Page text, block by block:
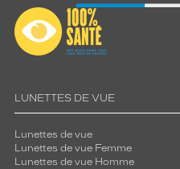
LUNETTES DE VUE
Lunettes de vue
Lunettes de vue Femme
Lunettes de vue Homme